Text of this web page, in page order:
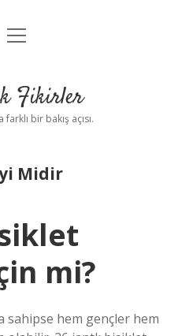
Uyarı
menüyü
Fikirler
bir bakış açısı.
Midir
mi?
sahipse hem gençler hem